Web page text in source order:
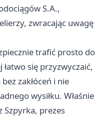
S.A.,
zwracając uwagę
trafić prosto do
się przyzwyczaić,
zakłóceń i nie
wysiłku. Właśnie
Szpyrka, prezes